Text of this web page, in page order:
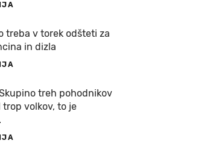
treba v torek odšteti za
in dizla
treh pohodnikov
trop volkov, to je